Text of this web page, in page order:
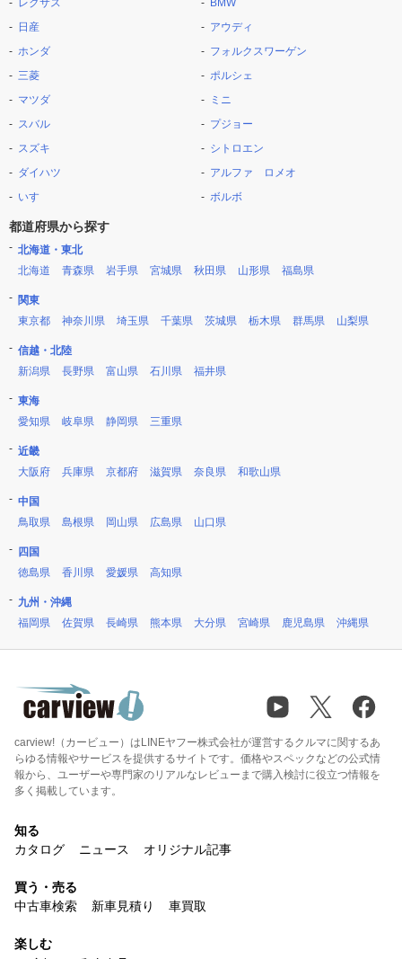
レクサス
日産
ホンダ
三菱
マツダ
スバル
スズキ
ダイハツ
いすゞ
BMW
アウディ
フォルクスワーゲン
ポルシェ
ミニ
プジョー
シトロエン
アルファ ロメオ
ボルボ
都道府県から探す
北海道・東北
北海道
青森県 岩手県 宮城県 秋田県 山形県 福島県
関東
東京都
神奈川県 埼玉県 千葉県 茨城県 栃木県 群馬県 山梨県
信越・北陸
新潟県
長野県 富山県 石川県 福井県
東海
愛知県
岐阜県 静岡県 三重県
近畿
大阪府
兵庫県 京都府 滋賀県 奈良県 和歌山県
中国
鳥取県
島根県 岡山県 広島県 山口県
四国
徳島県
香川県 愛媛県 高知県
九州・沖縄
福岡県
佐賀県 長崎県 熊本県 大分県 宮崎県 鹿児島県 沖縄県
carview!（カービュー）はLINEヤフー株式会社が運営するクルマに関するあ
らゆる情報やサービスを提供するサイトです。価格やスペックなどの公式情
報から、ユーザーや専門家のリアルなレビューまで購入検討に役立つ情報を
多く掲載しています。
知る
カタログ
ニュース オリジナル記事
買う・売る
中古車検索
新車見積り 車買取
楽しむ